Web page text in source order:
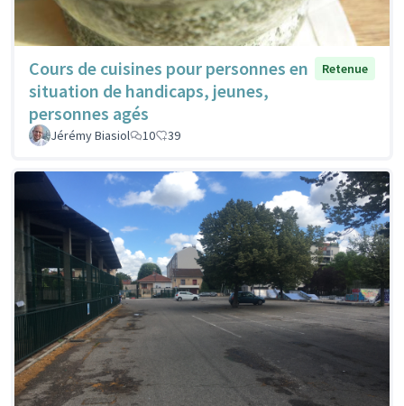
Cours de cuisines pour personnes en
situation de handicaps, jeunes,
personnes agés
Retenue
Jérémy Biasiol 10 39